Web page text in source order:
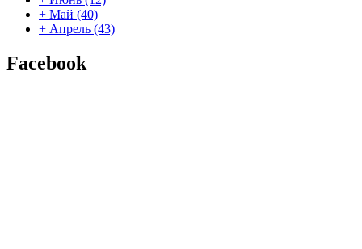
+ Май (40)
+ Апрель (43)
Facebook